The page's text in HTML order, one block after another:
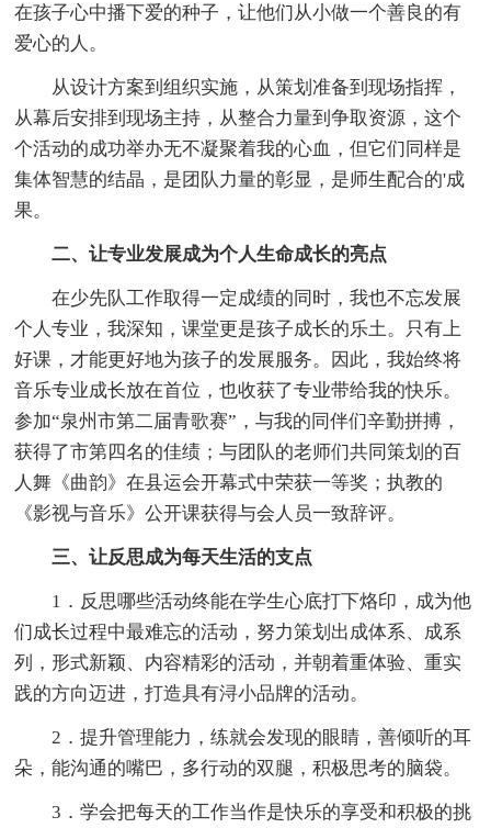
在孩子心中播下爱的种子，让他们从小做一个善良的有
爱心的人。
从设计方案到组织实施，从策划准备到现场指挥，
从幕后安排到现场主持，从整合力量到争取资源，这个
个活动的成功举办无不凝聚着我的心血，但它们同样是
集体智慧的结晶，是团队力量的彰显，是师生配合的'成
果。
二、让专业发展成为个人生命成长的亮点
在少先队工作取得一定成绩的同时，我也不忘发展
个人专业，我深知，课堂更是孩子成长的乐土。只有上
好课，才能更好地为孩子的发展服务。因此，我始终将
音乐专业成长放在首位，也收获了专业带给我的快乐。
参加“泉州市第二届青歌赛”，与我的同伴们辛勤拼搏，
获得了市第四名的佳绩；与团队的老师们共同策划的百
人舞《曲韵》在县运会开幕式中荣获一等奖；执教的
《影视与音乐》公开课获得与会人员一致辞评。
三、让反思成为每天生活的支点
1．反思哪些活动终能在学生心底打下烙印，成为他
们成长过程中最难忘的活动，努力策划出成体系、成系
列，形式新颖、内容精彩的活动，并朝着重体验、重实
践的方向迈进，打造具有浔小品牌的活动。
2．提升管理能力，练就会发现的眼睛，善倾听的耳
朵，能沟通的嘴巴，多行动的双腿，积极思考的脑袋。
3．学会把每天的工作当作是快乐的享受和积极的挑